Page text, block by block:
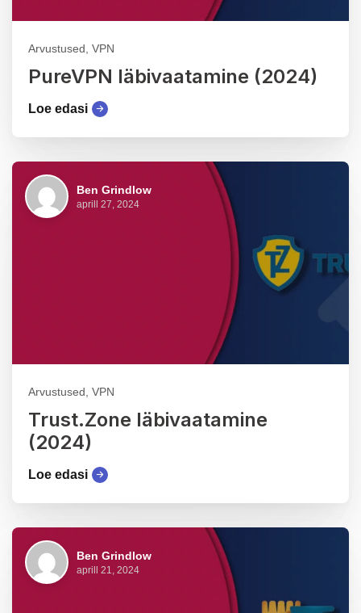
Arvustused, VPN
PureVPN läbivaatamine (2024)
Loe edasi
Ben Grindlow
aprill 27, 2024
Arvustused, VPN
Trust.Zone läbivaatamine
(2024)
Loe edasi
Ben Grindlow
aprill 21, 2024